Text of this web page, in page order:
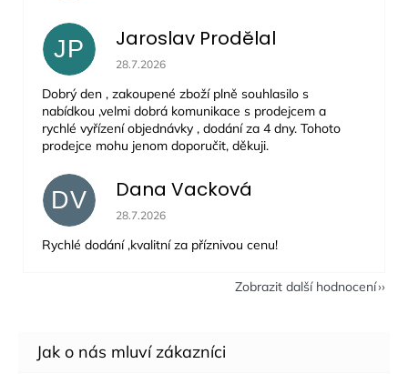
JP Jaroslav Prodělal
Hodnocení obchodu je 5 z 5 hvězdiček.
28.7.2026
Dobrý den , zakoupené zboží plně souhlasilo s
nabídkou ,velmi dobrá komunikace s prodejcem a
rychlé vyřízení objednávky , dodání za 4 dny. Tohoto
prodejce mohu jenom doporučit, děkuji.
DV Dana Vacková
Hodnocení obchodu je 5 z 5 hvězdiček.
28.7.2026
Rychlé dodání ,kvalitní za příznivou cenu!
Zobrazit další hodnocení